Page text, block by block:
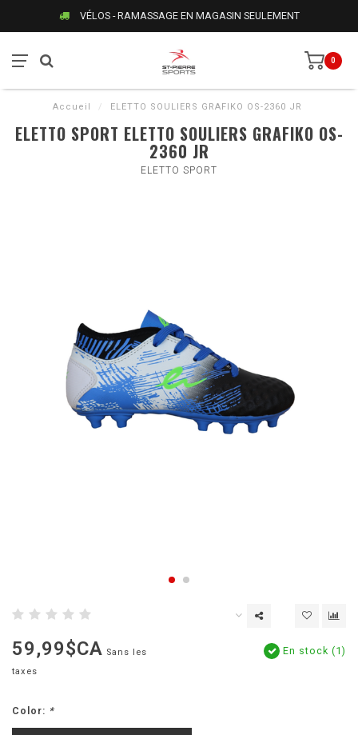
VÉLOS - RAMASSAGE EN MAGASIN SEULEMENT
0
Accueil / ELETTO SOULIERS GRAFIKO OS-2360 JR
ELETTO SPORT ELETTO SOULIERS GRAFIKO OS-
2360 JR
ELETTO SPORT
59,99$CA Sans les
taxes
En stock (1)
Color: *